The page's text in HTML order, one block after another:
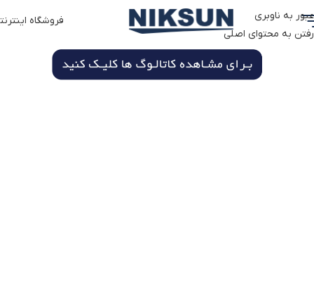
عبور به ناوبری
رفتن به محتوای اصلی
فروشگاه